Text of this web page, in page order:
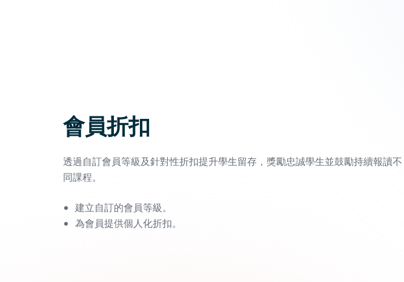
會員折扣
透過自訂會員等級及針對性折扣提升學生留存，獎勵忠誠學生並鼓勵持續報讀不
同課程。
建立自訂的會員等級。
為會員提供個人化折扣。